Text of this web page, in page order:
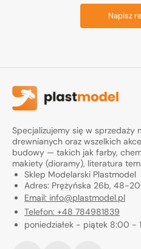
Napisz
Specjalizujemy się w sprzedaży
drewnianych oraz wszelkich
budowy — takich jak farby,
makiety (dioramy), literatura
Sklep Modelarski Plastmodel
Adres: Prężyńska 26b, 48-
Email: info@plastmodel.pl
Telefon: +48 784981839
poniedziałek - piątek 8:00 -